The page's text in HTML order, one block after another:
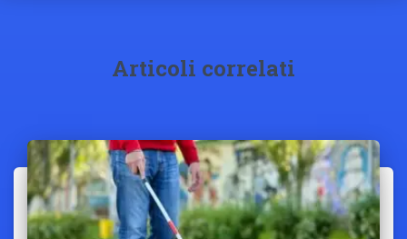
Articoli correlati